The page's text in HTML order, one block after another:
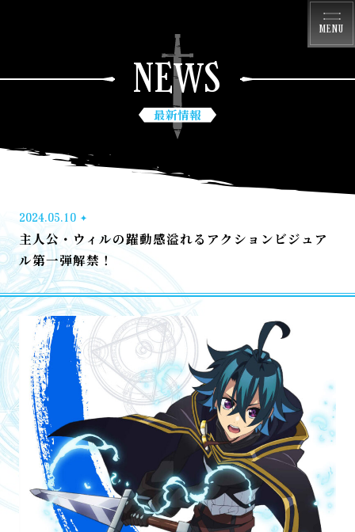
MENU
NEWS
最新情報
2024.05.10
主人公・ウィルの躍動感溢れるアクションビジュア
ル第一弾解禁！